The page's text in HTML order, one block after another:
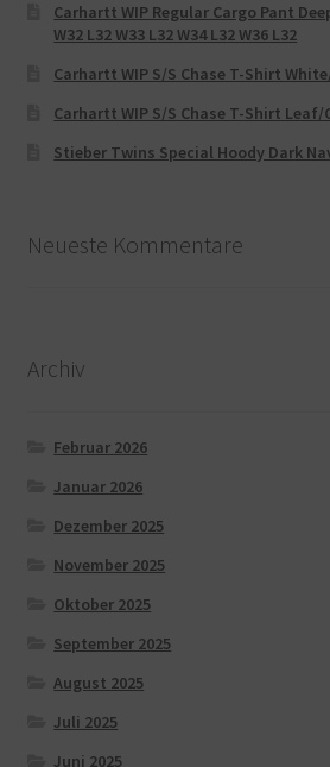
Carhartt WIP Regular Cargo Pant
W32 L32 W33 L32 W34 L32 W36 L32
Carhartt WIP S/S Chase T-Shirt
Carhartt WIP S/S Chase T-Shirt Leaf/
Stieber Twins Special Hoody Dark
Neueste Kommentare
Archiv
Februar 2026
Januar 2026
Dezember 2025
November 2025
Oktober 2025
September 2025
August 2025
Juli 2025
Juni 2025